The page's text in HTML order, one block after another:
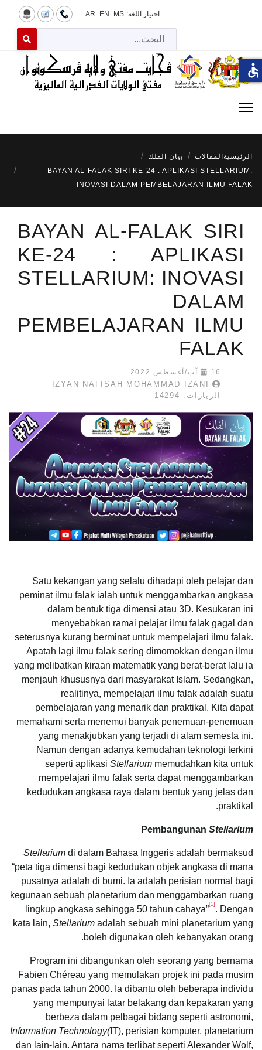
اختيار اللغة: MS
EN
AR
for results.
الرئيسية المقالات
بيان الفلك
BAYAN AL-FALAK SIRI KE-24 : APLIKASI STELLARIUM:
INOVASI DALAM PEMBELAJARAN ILMU FALAK
BAYAN AL-FALAK SIRI
KE-24 : APLIKASI
STELLARIUM: INOVASI
DALAM
PEMBELAJARAN ILMU
FALAK
16 آب/أغسطس 2022
IZYAN NAFISAH MOHAMMAD IZANI
الزيارات: 14294
Satu kekangan yang selalu dihadapi oleh pelajar dan
peminat ilmu falak ialah untuk menggambarkan angkasa
dalam bentuk tiga dimensi atau 3D. Kesukaran ini
menyebabkan ramai pelajar ilmu falak gagal dan
seterusnya kurang berminat untuk mempelajari ilmu falak.
Apatah lagi ilmu falak sering dimomokkan dengan ilmu
yang melibatkan kiraan matematik yang berat-berat lalu ia
menjauh khususnya dari masyarakat Islam. Sedangkan,
realitinya, mempelajari ilmu falak adalah suatu
pembelajaran yang menarik dan praktikal. Kita dapat
memahami serta menemui banyak penemuan-penemuan
yang menakjubkan yang terjadi di alam semesta ini.
Namun dengan adanya kemudahan teknologi terkini
seperti aplikasi Stellarium memudahkan kita untuk
mempelajari ilmu falak serta dapat menggambarkan
kedudukan angkasa raya dalam bentuk yang jelas dan
praktikal.
Pembangunan Stellarium
Stellarium di dalam Bahasa Inggeris adalah bermaksud
“peta tiga dimensi bagi kedudukan objek angkasa di mana
pusatnya adalah di bumi. Ia adalah perisian normal bagi
kegunaan sebuah planetarium dan menggambarkan ruang
lingkup angkasa sehingga 50 tahun cahaya”[1] . Dengan
kata lain, Stellarium adalah sebuah mini planetarium yang
boleh digunakan oleh kebanyakan orang.
Program ini dibangunkan oleh seorang yang bernama
Fabien Chéreau yang memulakan projek ini pada musim
panas pada tahun 2000. Ia dibantu oleh beberapa individu
yang mempunyai latar belakang dan kepakaran yang
berbeza dalam pelbagai bidang seperti astronomi,
Information Technology(IT), perisian komputer, planetarium
dan lain-lain. Antara nama terlibat seperti Alexander Wolf,
accessible